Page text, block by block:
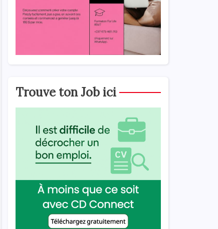
Trouve ton Job ici